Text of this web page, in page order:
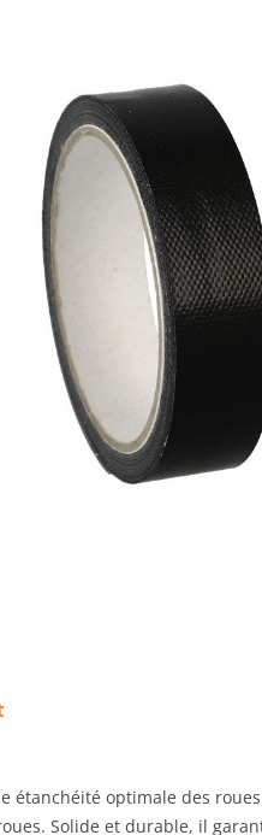
étanchéité optimale des
Solide et durable, il